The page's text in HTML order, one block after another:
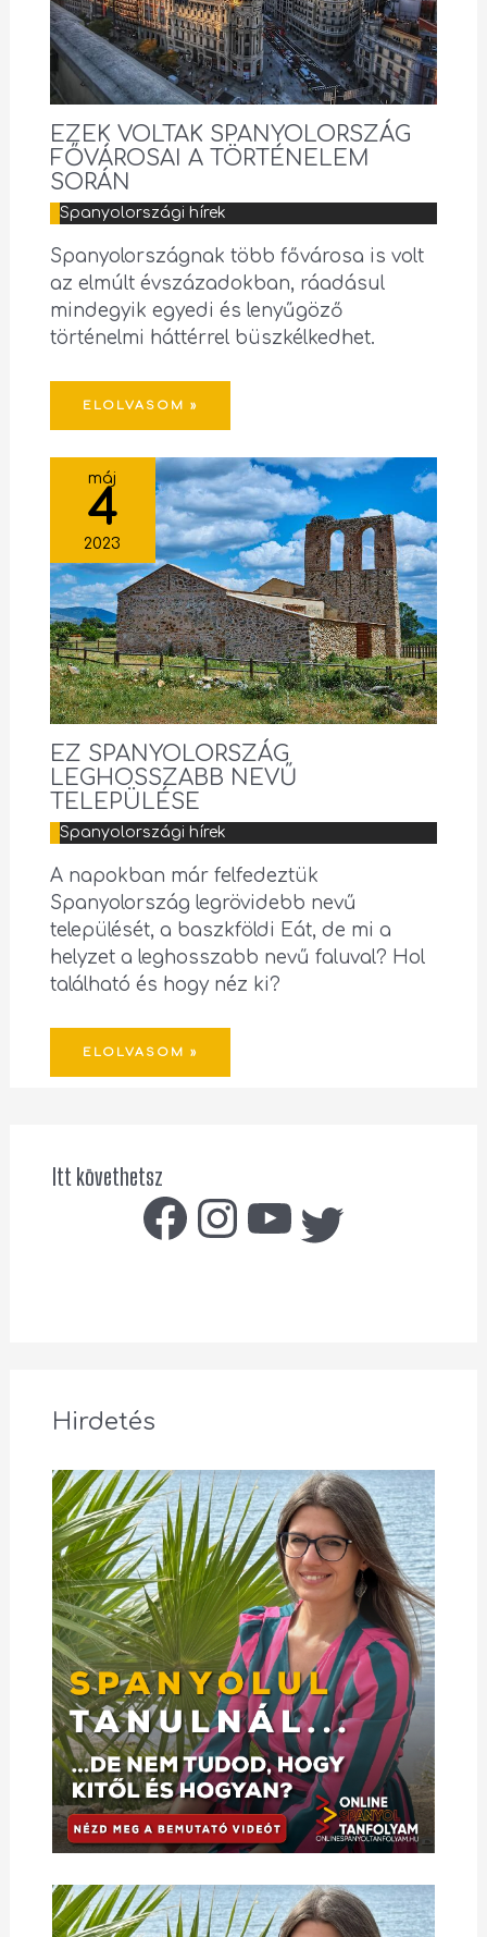
EZEK VOLTAK SPANYOLORSZÁG
FŐVÁROSAI A TÖRTÉNELEM
SORÁN
Spanyolországi hírek
Spanyolországnak több fővárosa is volt
az elmúlt évszázadokban, ráadásul
mindegyik egyedi és lenyűgöző
történelmi háttérrel büszkélkedhet.
ELOLVASOM »
máj
4
2023
EZ SPANYOLORSZÁG
LEGHOSSZABB NEVŰ
TELEPÜLÉSE
Spanyolországi hírek
A napokban már felfedeztük
Spanyolország legrövidebb nevű
települését, a baszkföldi Eát, de mi a
helyzet a leghosszabb nevű faluval? Hol
található és hogy néz ki?
ELOLVASOM »
Itt követhetsz
Hirdetés